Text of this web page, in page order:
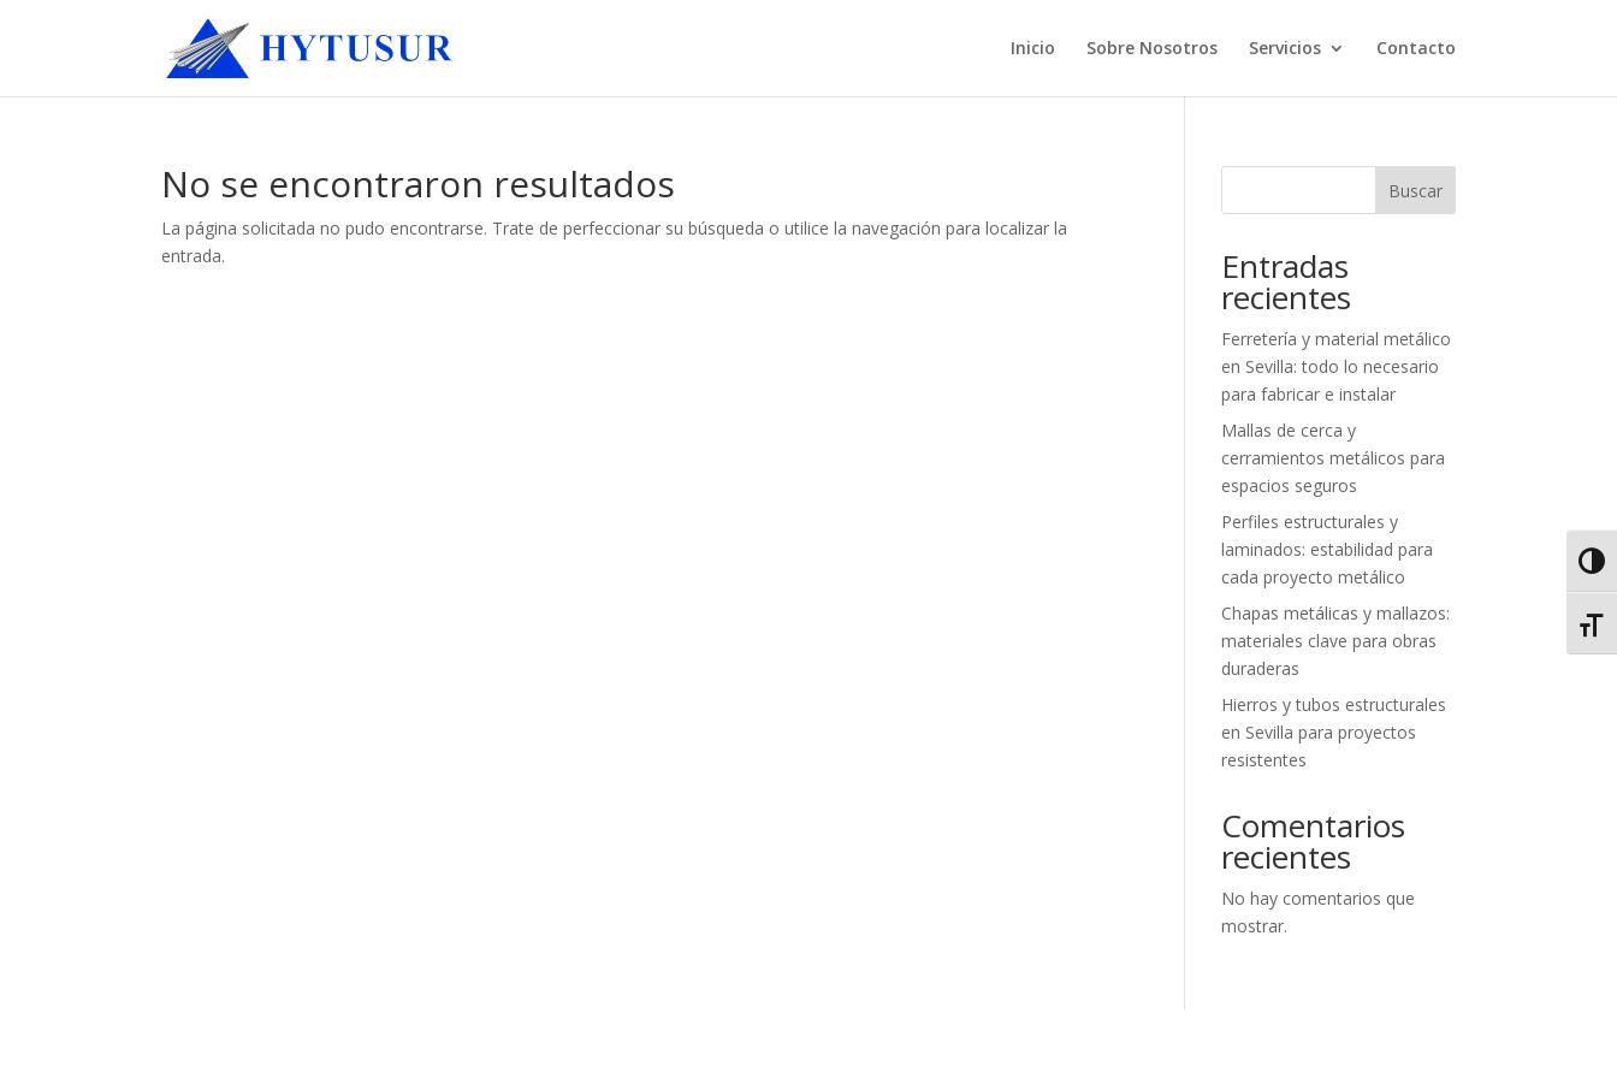
Inicio Sobre Nosotros Servicios Contacto
No se encontraron resultados
La página solicitada no pudo encontrarse. Trate de perfeccionar su búsqueda o utilice la navegación para localizar la
entrada.
Buscar
Entradas
recientes
Ferretería y material metálico
en Sevilla: todo lo necesario
para fabricar e instalar
Mallas de cerca y
cerramientos metálicos para
espacios seguros
Perfiles estructurales y
laminados: estabilidad para
cada proyecto metálico
Chapas metálicas y mallazos:
materiales clave para obras
duraderas
Hierros y tubos estructurales
en Sevilla para proyectos
resistentes
Comentarios
recientes
No hay comentarios que
mostrar.